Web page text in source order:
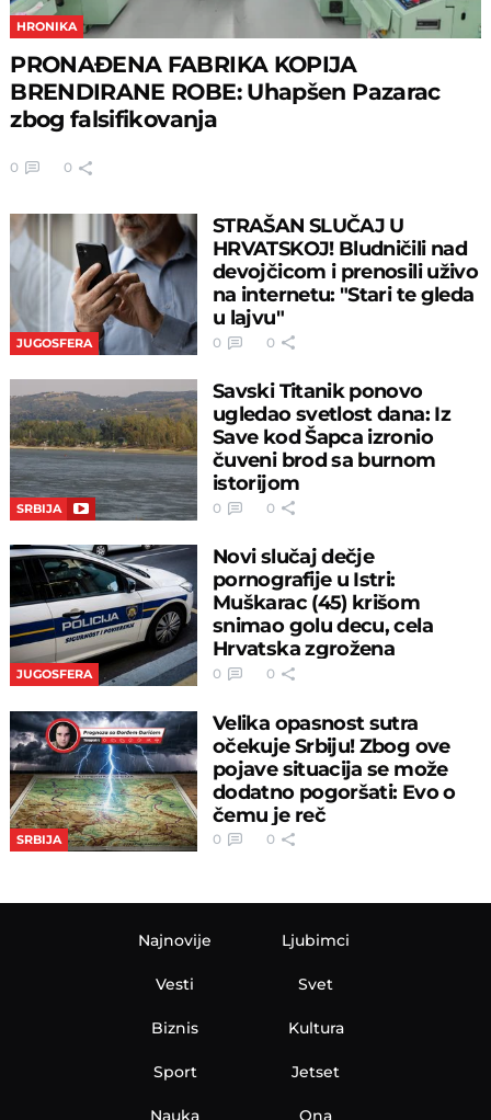
HRONIKA
PRONAĐENA FABRIKA KOPIJA
BRENDIRANE ROBE: Uhapšen Pazarac
zbog falsifikovanja
0 0
JUGOSFERA
STRAŠAN SLUČAJ U
HRVATSKOJ! Bludničili nad
devojčicom i prenosili uživo
na internetu: "Stari te gleda
u lajvu"
0 0
SRBIJA
Savski Titanik ponovo
ugledao svetlost dana: Iz
Save kod Šapca izronio
čuveni brod sa burnom
istorijom
0 0
JUGOSFERA
Novi slučaj dečje
pornografije u Istri:
Muškarac (45) krišom
snimao golu decu, cela
Hrvatska zgrožena
0 0
SRBIJA
Velika opasnost sutra
očekuje Srbiju! Zbog ove
pojave situacija se može
dodatno pogoršati: Evo o
čemu je reč
0 0
Najnovije
Vesti
Biznis
Sport
Nauka
Ljubimci
Svet
Kultura
Jetset
Ona